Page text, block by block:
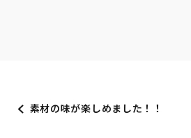
素材の味が楽しめました！！